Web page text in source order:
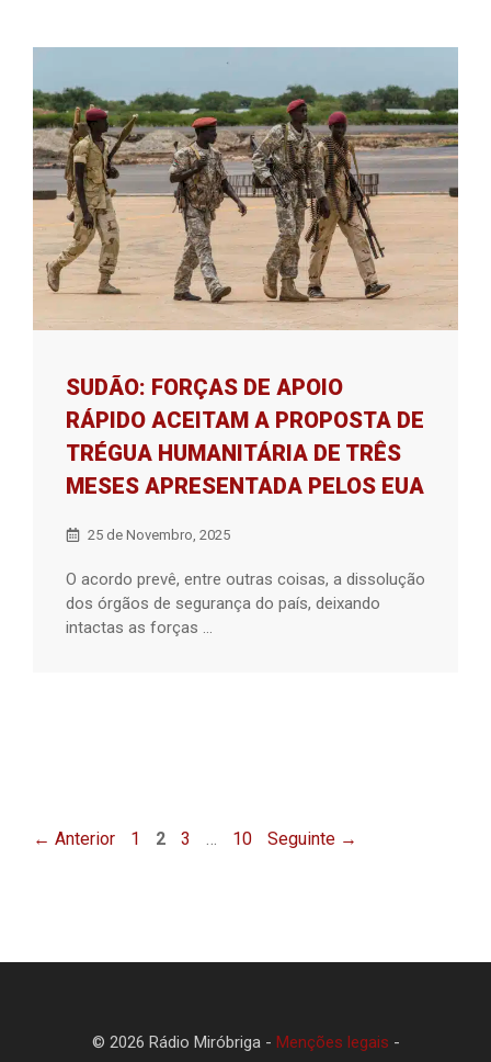
SUDÃO: FORÇAS DE APOIO
RÁPIDO ACEITAM A PROPOSTA DE
TRÉGUA HUMANITÁRIA DE TRÊS
MESES APRESENTADA PELOS EUA
25 de Novembro, 2025
O acordo prevê, entre outras coisas, a dissolução
dos órgãos de segurança do país, deixando
intactas as forças ...
← Anterior Página
1 Página
2 Página
3 Página
10 Seguinte →
© 2026 Rádio Miróbriga - Menções legais -